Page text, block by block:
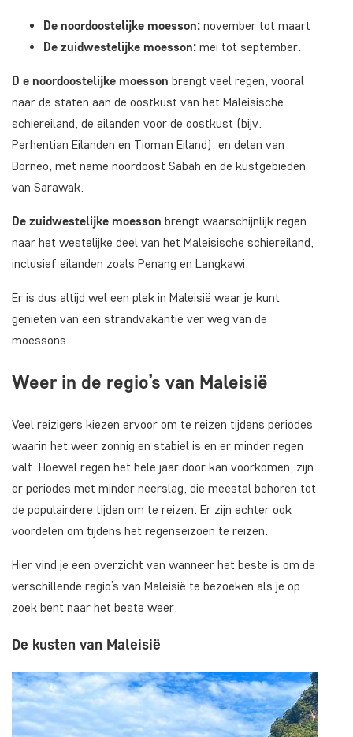
De noordoostelijke moesson: november tot maart
De zuidwestelijke moesson: mei tot september.
D e noordoostelijke moesson brengt veel regen, vooral
naar de staten aan de oostkust van het Maleisische
schiereiland, de eilanden voor de oostkust (bijv.
Perhentian Eilanden en Tioman Eiland), en delen van
Borneo, met name noordoost Sabah en de kustgebieden
van Sarawak.
De zuidwestelijke moesson brengt waarschijnlijk regen
naar het westelijke deel van het Maleisische schiereiland,
inclusief eilanden zoals Penang en Langkawi.
Er is dus altijd wel een plek in Maleisië waar je kunt
genieten van een strandvakantie ver weg van de
moessons.
Weer in de regio’s van Maleisië
Veel reizigers kiezen ervoor om te reizen tijdens periodes
waarin het weer zonnig en stabiel is en er minder regen
valt. Hoewel regen het hele jaar door kan voorkomen, zijn
er periodes met minder neerslag, die meestal behoren tot
de populairdere tijden om te reizen. Er zijn echter ook
voordelen om tijdens het regenseizoen te reizen.
Hier vind je een overzicht van wanneer het beste is om de
verschillende regio’s van Maleisië te bezoeken als je op
zoek bent naar het beste weer.
De kusten van Maleisië